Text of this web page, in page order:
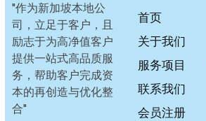
"作为新加坡本地公
司，立足于客户，且
励志于为高净值客户
提供一站式高品质服
务，帮助客户完成资
本的再创造与优化整
合"
首页
关于我们
服务项目
联系我们
会员注册